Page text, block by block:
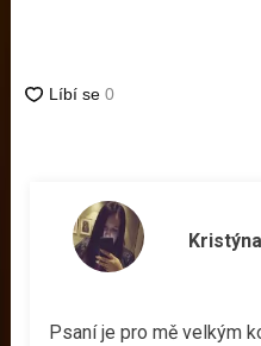
Psaní je pro mě velkým